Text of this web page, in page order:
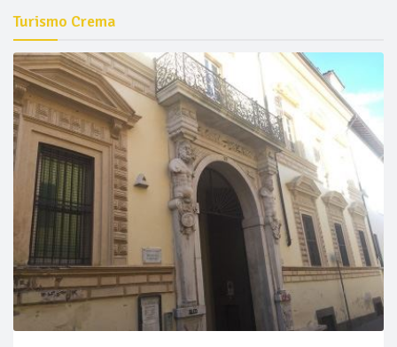
Turismo Crema